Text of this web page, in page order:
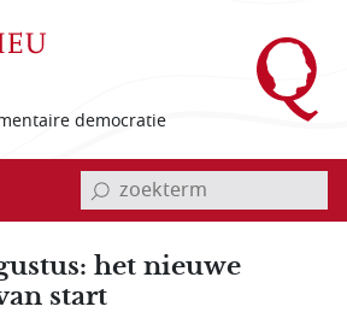
democratie
invoerveld zoekterm
het nieuwe
start